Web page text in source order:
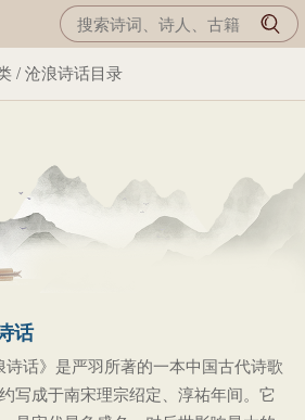
/沧浪诗话目录
话
诗话》是严羽所著的一本中国古代诗歌
写成于南宋理宗绍定、淳祐年间。它